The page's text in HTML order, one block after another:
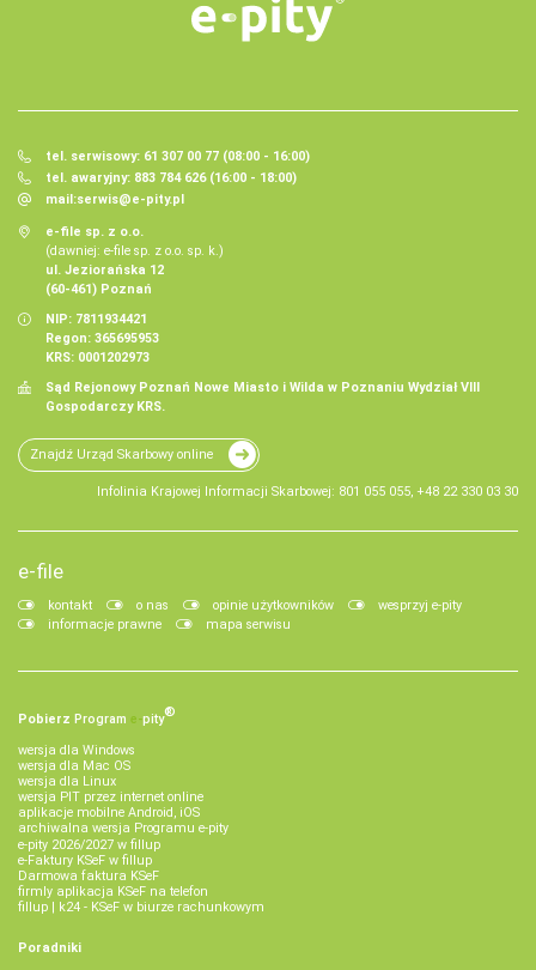
tel. serwisowy: 61 307 00 77 (08:00 - 16:00)
tel. awaryjny: 883 784 626 (16:00 - 18:00)
mail:serwis@e-pity.pl
e-file sp. z o.o.
(dawniej: e-file sp. z o.o. sp. k.)
ul. Jeziorańska 12
(60-461) Poznań
NIP: 7811934421
Regon: 365695953
KRS: 0001202973
Sąd Rejonowy Poznań Nowe Miasto i Wilda w Poznaniu Wydział VIII
Gospodarczy KRS.
Znajdź Urząd Skarbowy online
Infolinia Krajowej Informacji Skarbowej: 801 055 055, +48 22 330 03 30
e-file
kontakt o nas opinie użytkowników
wesprzyj e-pity
informacje prawne
mapa serwisu
Pobierz Program e‑pity®
wersja dla Windows
wersja dla Mac OS
wersja dla Linux
wersja PIT przez internet online
aplikacje mobilne Android, iOS
archiwalna wersja Programu e-pity
e-pity 2026/2027 w fillup
e‑Faktury KSeF w fillup
Darmowa faktura KSeF
firmly aplikacja KSeF na telefon
fillup | k24 - KSeF w biurze rachunkowym
Poradniki